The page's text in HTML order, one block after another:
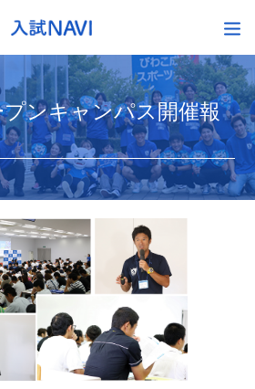
プンキャンパス開催報